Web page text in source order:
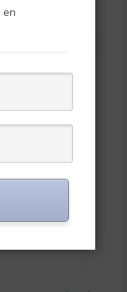
en este
en